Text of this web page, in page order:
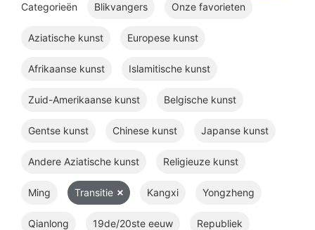
Categorieën Blikvangers Onze favorieten
Aziatische kunst Europese kunst
Afrikaanse kunst Islamitische kunst
Zuid-Amerikaanse kunst Belgische kunst
Gentse kunst Chinese kunst Japanse kunst
Andere Aziatische kunst Religieuze kunst
Ming Transitie Kangxi Yongzheng
Qianlong 19de/20ste eeuw Republiek